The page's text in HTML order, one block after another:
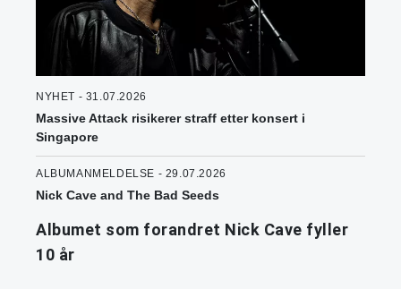
NYHET - 31.07.2026
Massive Attack risikerer straff etter konsert i
Singapore
ALBUMANMELDELSE - 29.07.2026
Nick Cave and The Bad Seeds
Albumet som forandret Nick Cave fyller
10 år